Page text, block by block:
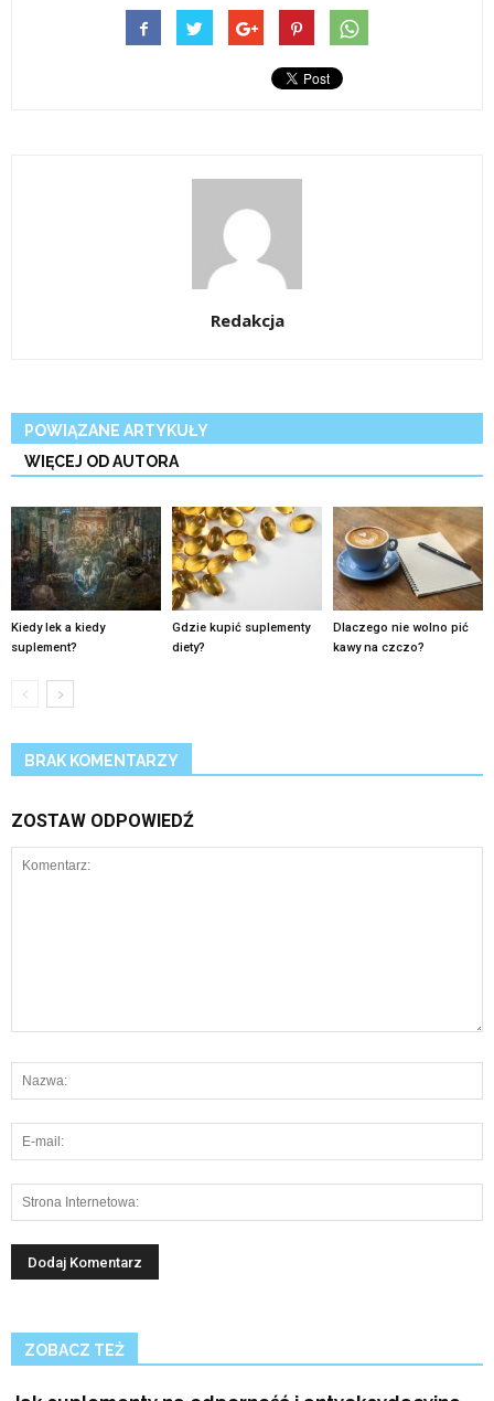
Redakcja
POWIĄZANE ARTYKUŁY
WIĘCEJ OD AUTORA
Kiedy lek a kiedy
suplement?
Gdzie kupić suplementy
diety?
Dlaczego nie wolno pić
kawy na czczo?
BRAK KOMENTARZY
ZOSTAW ODPOWIEDŹ
ZOBACZ TEŻ